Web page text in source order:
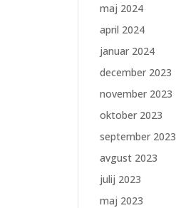
maj 2024
april 2024
januar 2024
december 2023
november 2023
oktober 2023
september 2023
avgust 2023
julij 2023
maj 2023